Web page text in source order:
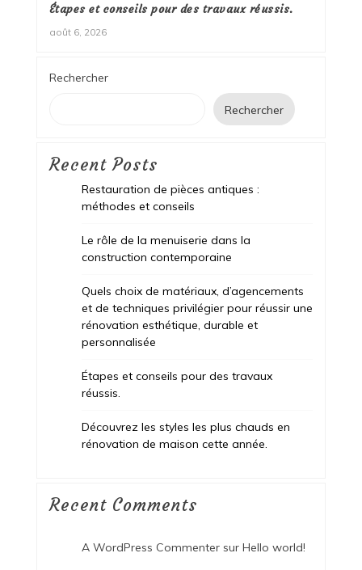
Étapes et conseils pour des travaux réussis.
août 6, 2026
Rechercher
Rechercher
Recent Posts
Restauration de pièces antiques :
méthodes et conseils
Le rôle de la menuiserie dans la
construction contemporaine
Quels choix de matériaux, d’agencements
et de techniques privilégier pour réussir une
rénovation esthétique, durable et
personnalisée
Étapes et conseils pour des travaux
réussis.
Découvrez les styles les plus chauds en
rénovation de maison cette année.
Recent Comments
A WordPress Commentersur Hello world!